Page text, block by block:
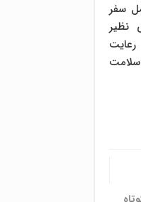
سفر
نظیر
رعایت
سلامت